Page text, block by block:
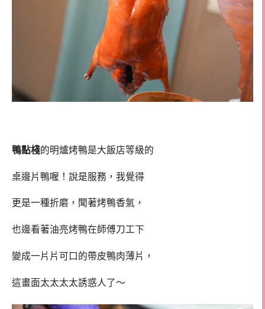
鴨點棧的明爐烤鴨是大飯店等級的
桌邊片鴨喔！說是服務，我覺得
更是一種折磨，聞著烤鴨香氣，
也邊看著油亮烤鴨在師傅刀工下
變成一片片可口的帶皮鴨肉薄片，
這畫面太太太太誘惑人了～